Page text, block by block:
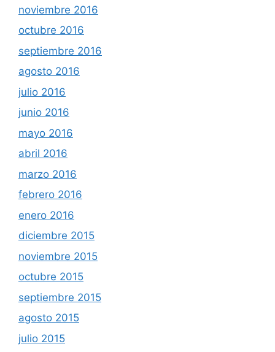
noviembre 2016
octubre 2016
septiembre 2016
agosto 2016
julio 2016
junio 2016
mayo 2016
abril 2016
marzo 2016
febrero 2016
enero 2016
diciembre 2015
noviembre 2015
octubre 2015
septiembre 2015
agosto 2015
julio 2015